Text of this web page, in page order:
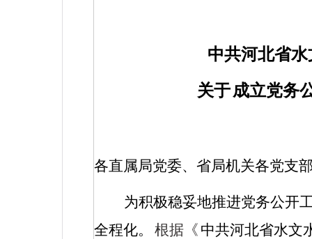
中共河北省
关于成立党务
各直属局党委、省局机关各党支
为积极稳妥地推进党务公开
全程化。
根据《 中共河北省水文